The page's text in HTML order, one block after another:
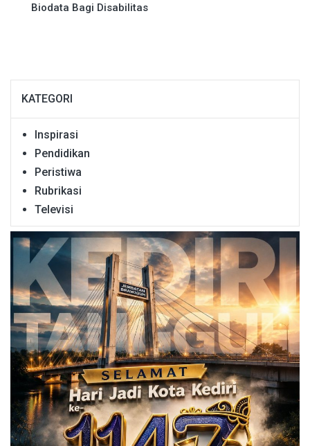
Biodata Bagi Disabilitas
KATEGORI
Inspirasi
Pendidikan
Peristiwa
Rubrikasi
Televisi